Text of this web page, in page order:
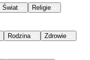
Świat
Religie
Rodzina
Zdrowie